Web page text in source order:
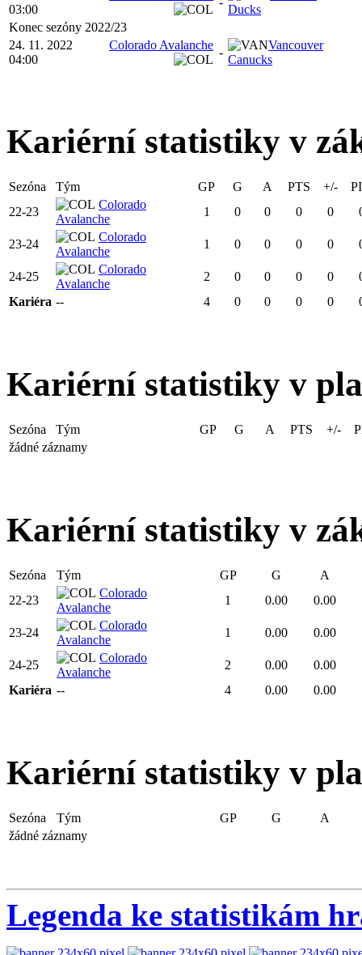
03:00
Ducks
Konec sezóny 2022/23
24. 11. 2022
04:00
Colorado Avalanche
-
Vancouver
Canucks
Kariérní statistiky v
Sezóna Tým GP G A PTS +/-
22-23
Colorado
Avalanche
1 0 0 0 0
23-24
Colorado
Avalanche
1 0 0 0 0
24-25
Colorado
Avalanche
2 0 0 0 0
Kariéra -- 4 0 0 0 0
Kariérní statistiky v
Sezóna Tým GP G A PTS +/-
žádné záznamy
Kariérní statistiky v
Sezóna Tým GP G
A
22-23
Colorado
Avalanche
1 0.00 0.00
23-24
Colorado
Avalanche
1 0.00 0.00
24-25
Colorado
Avalanche
2 0.00
0.00
Kariéra -- 4 0.00 0.00
Kariérní statistiky v
Sezóna Tým GP G
A
žádné záznamy
Legenda ke statistikám